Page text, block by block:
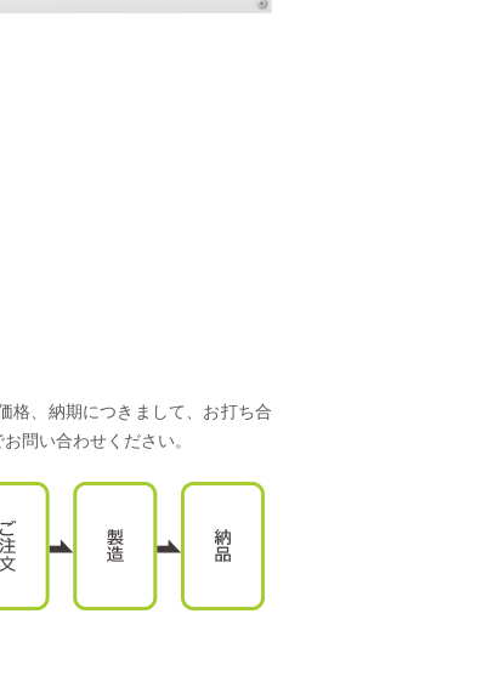
格、納期につきまして、お打ち合
お問い合わせください。